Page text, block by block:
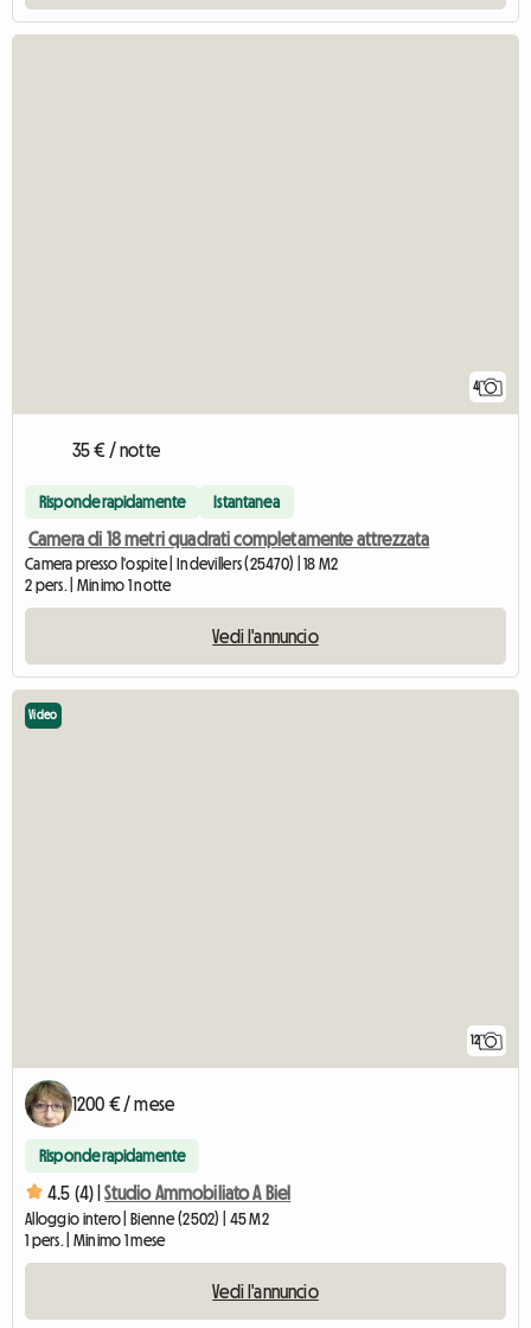
4
35 € / notte
Risponde rapidamente Istantanea
Camera di 18 metri quadrati completamente attrezzata
Camera presso l'ospite | Indevillers (25470) | 18 M2
2 pers. | Minimo 1 notte
Vedi l'annuncio
12
Video
1200 € / mese
Risponde rapidamente
4.5 (4) | Studio Ammobiliato A Biel
Alloggio intero | Bienne (2502) | 45 M2
1 pers. | Minimo 1 mese
Vedi l'annuncio